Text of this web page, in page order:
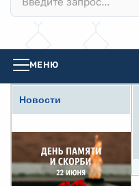
МЕНЮ
Новости